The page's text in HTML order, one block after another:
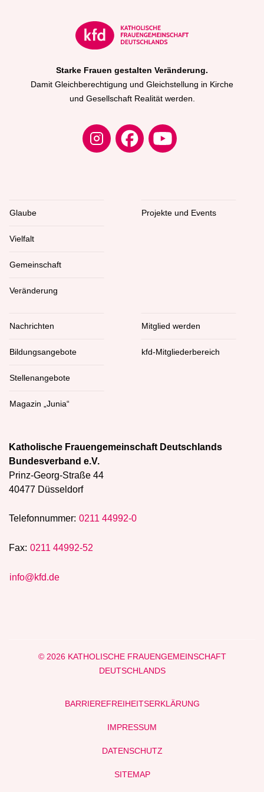
Zentralkomitee der deutschen Katholiken (ZdK)
Starke Frauen gestalten Veränderung.
Damit Gleichberechtigung und Gleichstellung in Kirche
und Gesellschaft Realität werden.
Glaube
Vielfalt
Gemeinschaft
Veränderung
Projekte und Events
Nachrichten
Bildungsangebote
Stellenangebote
Magazin „Junia“
Mitglied werden
kfd-Mitgliederbereich
Katholische Frauengemeinschaft Deutschlands
Bundesverband e.V.
Prinz-Georg-Straße 44
40477 Düsseldorf
Telefonnummer: 0211 44992-0
Fax: 0211 44992-52
info@kfd.de
© 2026 KATHOLISCHE FRAUENGEMEINSCHAFT
DEUTSCHLANDS
BARRIEREFREIHEITSERKLÄRUNG
IMPRESSUM
DATENSCHUTZ
SITEMAP